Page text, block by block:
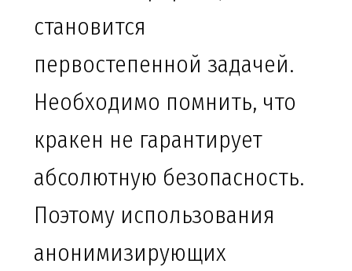
становится
первостепенной задачей.
Необходимо помнить, что
кракен не гарантирует
абсолютную безопасность.
Поэтому использования
анонимизирующих